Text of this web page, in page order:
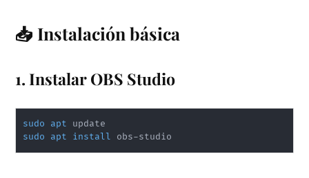
📥 Instalación básica
1. Instalar OBS Studio
sudo apt
sudo
apt install